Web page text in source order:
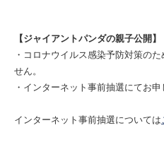
【ジャイアントパンダの親子公開】
・コロナウイルス感染予防対策の
せん。
・インターネット事前抽選にてお
インターネット事前抽選については